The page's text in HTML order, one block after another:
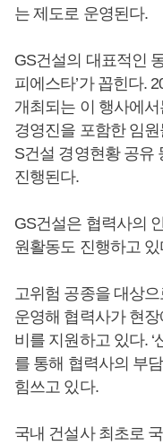
는 제도로 운영된다.
GS건설의 대표적인
피에스타’가 꼽힌다.
개최되는 이 행사에
경영진을 포함한 임
S건설 경영현황 공유
진행된다.
GS건설은 협력사의
원활동도 진행하고 있
고위험 공종을 대상으
운영해 협력사가 현
비를 지원하고 있다. ‘
를 통해 협력사의 부
힘쓰고 있다.
국내 건설사 최초로